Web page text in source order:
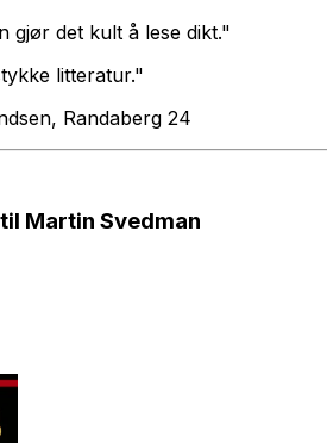
gjør det kult å lese dikt."
litteratur."
Randaberg 24
Martin Svedman